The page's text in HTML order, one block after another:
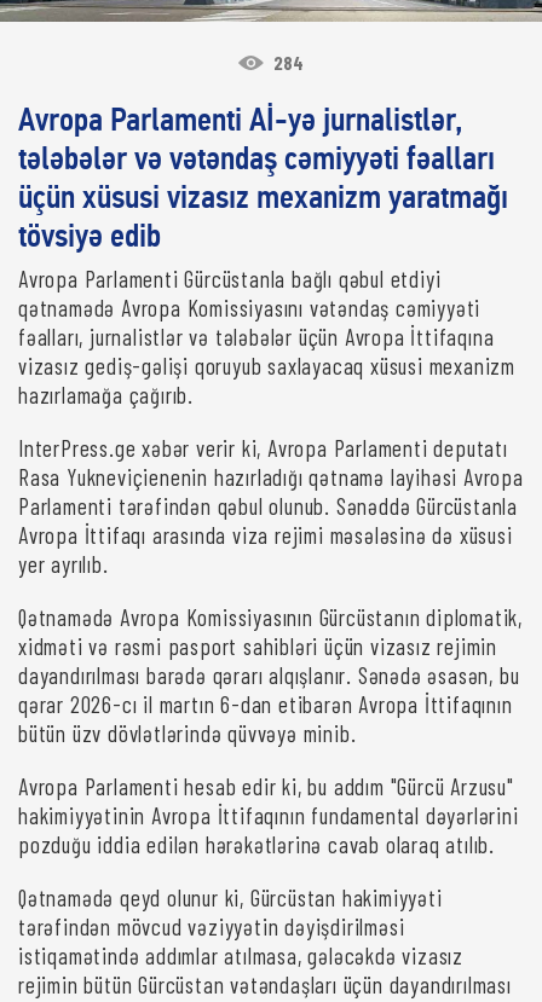
284
Avropa Parlamenti Aİ-yə jurnalistlər,
tələbələr və vətəndaş cəmiyyəti fəalları
üçün xüsusi vizasız mexanizm yaratmağı
tövsiyə edib
Avropa Parlamenti Gürcüstanla bağlı qəbul etdiyi
qətnamədə Avropa Komissiyasını vətəndaş cəmiyyəti
fəalları, jurnalistlər və tələbələr üçün Avropa İttifaqına
vizasız gediş-gəlişi qoruyub saxlayacaq xüsusi mexanizm
hazırlamağa çağırıb.
InterPress.ge xəbər verir ki, Avropa Parlamenti deputatı
Rasa Yukneviçienenin hazırladığı qətnamə layihəsi Avropa
Parlamenti tərəfindən qəbul olunub. Sənəddə Gürcüstanla
Avropa İttifaqı arasında viza rejimi məsələsinə də xüsusi
yer ayrılıb.
Qətnamədə Avropa Komissiyasının Gürcüstanın diplomatik,
xidməti və rəsmi pasport sahibləri üçün vizasız rejimin
dayandırılması barədə qərarı alqışlanır. Sənədə əsasən, bu
qərar 2026-cı il martın 6-dan etibarən Avropa İttifaqının
bütün üzv dövlətlərində qüvvəyə minib.
Avropa Parlamenti hesab edir ki, bu addım "Gürcü Arzusu"
hakimiyyətinin Avropa İttifaqının fundamental dəyərlərini
pozduğu iddia edilən hərəkətlərinə cavab olaraq atılıb.
Qətnamədə qeyd olunur ki, Gürcüstan hakimiyyəti
tərəfindən mövcud vəziyyətin dəyişdirilməsi
istiqamətində addımlar atılmasa, gələcəkdə vizasız
rejimin bütün Gürcüstan vətəndaşları üçün dayandırılması